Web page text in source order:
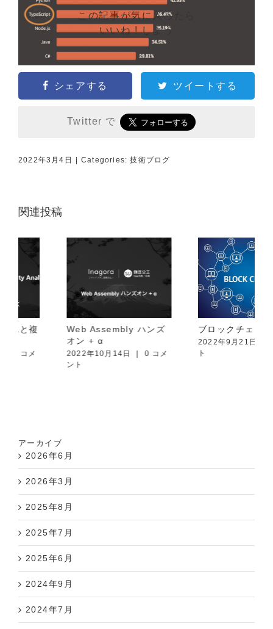
この記事が気に入ったら
いいね ! しよう
シェアする ツイートする
Twitter で
2022年3月4日 | Categories:技術ブログ
関連投稿
Web Assembly ハンズ
2022年10月14日 |
0 コメ
ブロックチェーン 雑談
2022年9月21日 |
0 コメン
ト
アーカイブ
2026年6月
2026年3月
2025年8月
2025年7月
2025年6月
2024年9月
2024年7月